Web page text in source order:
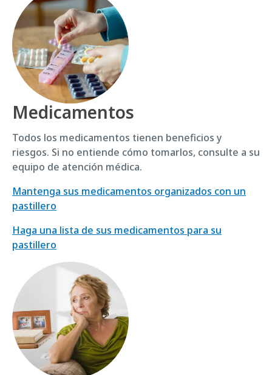
Medicamentos
Todos los medicamentos tienen beneficios y
riesgos. Si no entiende cómo tomarlos, consulte a su
equipo de atención médica.
Mantenga sus medicamentos organizados con un
pastillero
Haga una lista de sus medicamentos para su
pastillero